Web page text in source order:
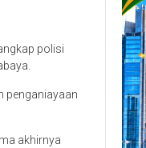
polisi
penganiayaan
akhirnya